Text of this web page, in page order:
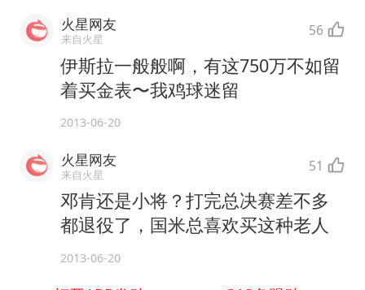
火星网友
来自火星 56
伊斯拉一般般啊，有这750万不如留
着买金表〜我鸡球迷留
2013-06-20
火星网友
来自火星 51
邓肯还是小将？打完总决赛差不多
都退役了，国米总喜欢买这种老人
2013-06-20